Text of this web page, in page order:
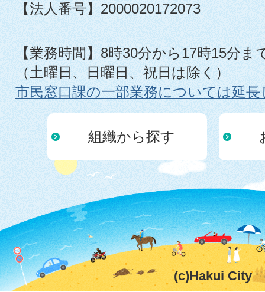
【法人番号】2000020172073
【業務時間】8時30分から17時15分ま
（土曜日、日曜日、祝日は除く）
市民窓口課の一部業務については延
組織から探す
(c)Hakui City